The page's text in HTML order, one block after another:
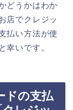
どうかはわか
店でクレジッ
払い方法が使
幸いです。
ドの支払